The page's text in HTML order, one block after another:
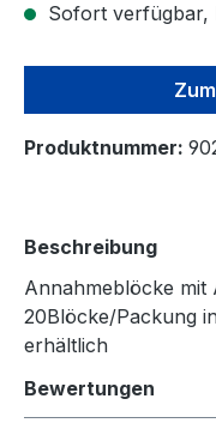
Sofort verfügbar,
Produktnummer:
Beschreibung
Annahmeblöcke mit
20Blöcke/Packung
erhältlich
Bewertungen